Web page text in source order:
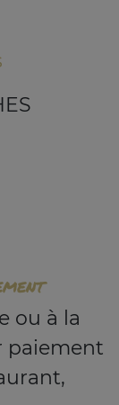
ou à la
paiement